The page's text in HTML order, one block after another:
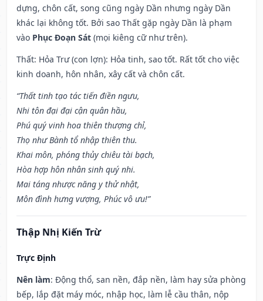
dựng, chôn cất, song cũng ngày Dần nhưng ngày Dần
khác lại không tốt. Bởi sao Thất gặp ngày Dần là phạm
vào Phục Đoạn Sát (mọi kiêng cữ như trên).
Thất: Hỏa Trư (con lợn): Hỏa tinh, sao tốt. Rất tốt cho việc
kinh doanh, hôn nhân, xây cất và chôn cất.
“Thất tinh tạo tác tiến điền ngưu,
Nhi tôn đại đại cận quân hầu,
Phú quý vinh hoa thiên thượng chỉ,
Thọ như Bành tổ nhập thiên thu.
Khai môn, phóng thủy chiêu tài bạch,
Hòa hợp hôn nhân sinh quý nhi.
Mai táng nhược năng y thử nhật,
Môn đình hưng vượng, Phúc vô ưu!”
Thập Nhị Kiến Trừ
Trực Định
Nên làm: Động thổ, san nền, đắp nền, làm hay sửa phòng
bếp, lắp đặt máy móc, nhập học, làm lễ cầu thân, nộp